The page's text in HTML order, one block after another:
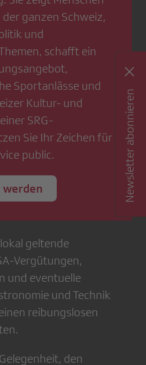
ganzen Schweiz,
und
schafft ein
Sportanlässe und
Kultur- und
SRG-
Sie Ihr Zeichen für
public.
geltende
Vergütungen,
und eventuelle
und Technik
reibungslosen
den
Newsletter abonnieren